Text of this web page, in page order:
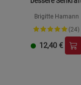
Brigitte Hamann
(24)
12,40 €